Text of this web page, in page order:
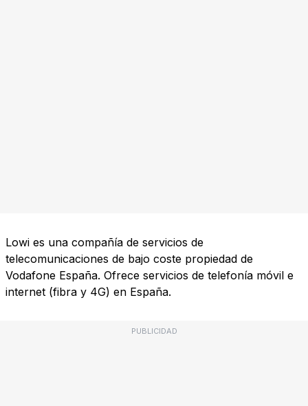
Lowi es una compañía de servicios de
telecomunicaciones de bajo coste propiedad de
Vodafone España. Ofrece servicios de telefonía móvil e
internet (fibra y 4G) en España.
PUBLICIDAD